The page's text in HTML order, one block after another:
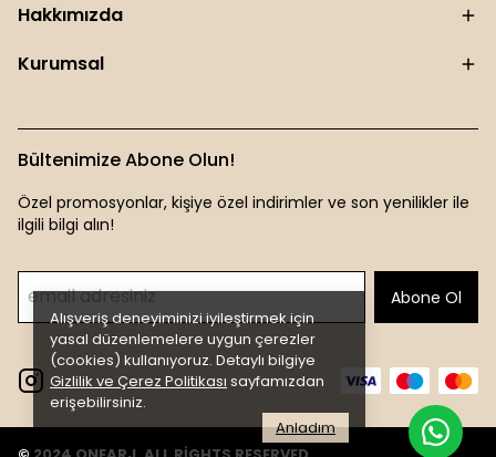
Alışveriş deneyiminizi iyileştirmek için
yasal düzenlemelere uygun çerezler
(cookies) kullanıyoruz. Detaylı bilgiye
Gizlilik ve Çerez Politikası sayfamızdan
erişebilirsiniz.
Anladım
Hakkımızda
Kurumsal
Bültenimize Abone Olun!
Özel promosyonlar, kişiye özel indirimler ve son yenilikler ile
ilgili bilgi alın!
Abone Ol